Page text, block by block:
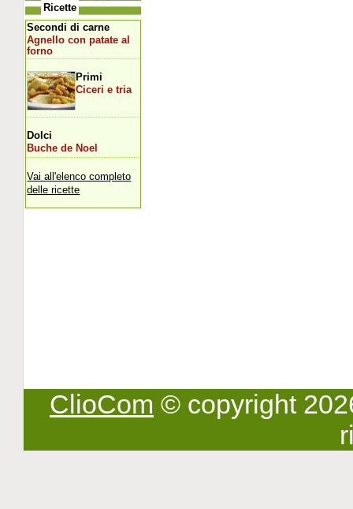
Ricette
Secondi di carne
Agnello con patate al
forno
Primi
Ciceri e tria
Dolci
Buche de Noel
Vai all'elenco completo
delle ricette
ClioCom © copyright